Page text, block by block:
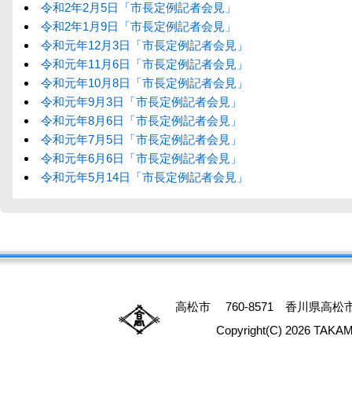
令和2年2月5日「市長定例記者会見」
令和2年1月9日「市長定例記者会見」
令和元年12月3日「市長定例記者会見」
令和元年11月6日「市長定例記者会見」
令和元年10月8日「市長定例記者会見」
令和元年9月3日「市長定例記者会見」
令和元年8月6日「市長定例記者会見」
令和元年7月5日「市長定例記者会見」
令和元年6月6日「市長定例記者会見」
令和元年5月14日「市長定例記者会見」
高松市 760-8571 香川県高松
Copyright(C) 2026